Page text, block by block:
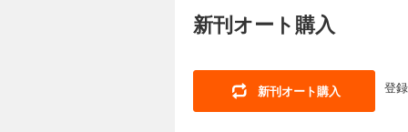
新刊オート購入
新刊オート購入 登